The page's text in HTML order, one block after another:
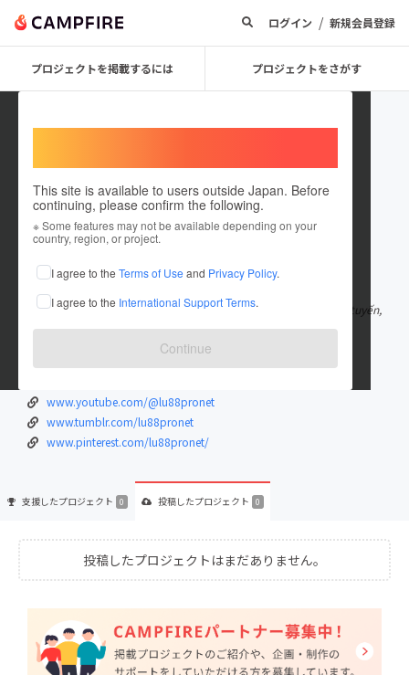
ログイン / 新規会員登録
プロジェクトを掲載するには プロジェクトをさがす
This site is available to users outside Japan. Before
continuing, please confirm the following.
※ Some features may not be available depending on your
country, region, or project.
I agree to the Terms of Use and Privacy Policy.
I agree to the International Support Terms.
Continue
lu88pronet
在住国：ベトナム
出身国：ベトナム
Tại Lu88, chúng tôi không chỉ tạo ra một nền tảng cá cược trực tuyến,
mà còn xây dựng một もっと見る
www.youtube.com/@lu88pronet
www.tumblr.com/lu88pronet
www.pinterest.com/lu88pronet/
支援したプロジェクト 0 投稿したプロジェクト 0
投稿したプロジェクトはまだありません。